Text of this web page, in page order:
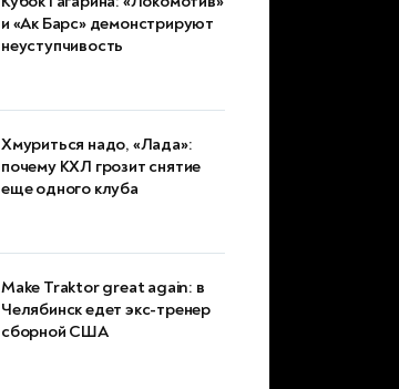
и «Ак Барс» демонстрируют
неуступчивость
Хмуриться надо, «Лада»:
почему КХЛ грозит снятие
еще одного клуба
Make Traktor great again: в
Челябинск едет экс-тренер
сборной США